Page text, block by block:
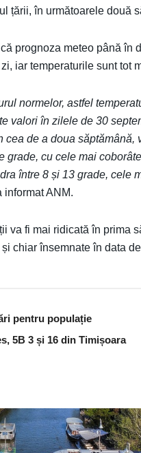
țării, în următoarele două
prognoza meteo până în
iar temperaturile sunt tot
normelor, astfel
valori în zilele de 30
de a doua săptămână,
grade, cu cele mai
între 8 și 13 grade, cele
informat ANM.
va fi mai ridicată în prima
chiar însemnate în data
pentru populație
5B 3 și 16 din Timișoara